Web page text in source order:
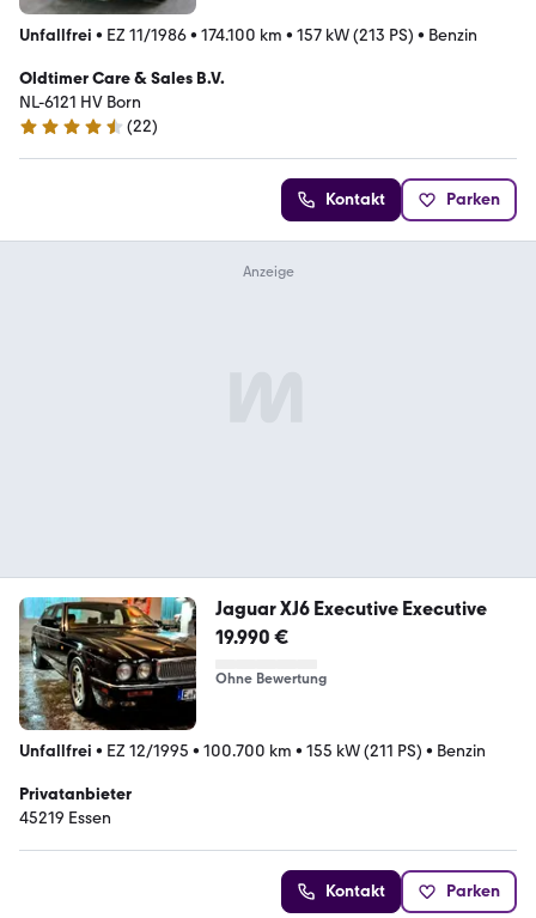
Unfallfrei • EZ 11/1986• 174.100 km • 157 kW (213 PS) • Benzin
Oldtimer Care & Sales B.V.
NL-6121 HV Born
4.7 Sterne
(22)
Kontakt Parken
Jaguar XJ6 Executive Executive
19.990 €
Ohne Bewertung
Unfallfrei • EZ 12/1995 • 100.700 km • 155 kW (211 PS) • Benzin
Privatanbieter
45219 Essen
Kontakt Parken